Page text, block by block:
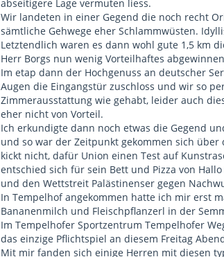
abseitigere Lage vermuten liess.
Wir landeten in einer Gegend die noch recht
sämtliche Gehwege eher Schlammwüsten.
Letztendlich waren es dann wohl gute 1,5 km
Herr Borgs nun wenig Vorteilhaftes
Im etap dann der Hochgenuss an deutscher
Augen die Eingangstür zuschloss und wir so
Zimmerausstattung wie gehabt, leider auch
eher nicht von Vorteil.
Ich erkundigte dann noch etwas die Gegend
und so war der Zeitpunkt gekommen sich über
kickt nicht, dafür Union einen Test auf
entschied sich für sein Bett und Pizza von
und den Wettstreit Palästinenser gegen
In Tempelhof angekommen hatte ich mir erst
Bananenmilch und Fleischpflanzerl in der
Im Tempelhofer Sportzentrum Tempelhofer
das einzige Pflichtspiel an diesem Freitag
Mit mir fanden sich einige Herren mit diesen